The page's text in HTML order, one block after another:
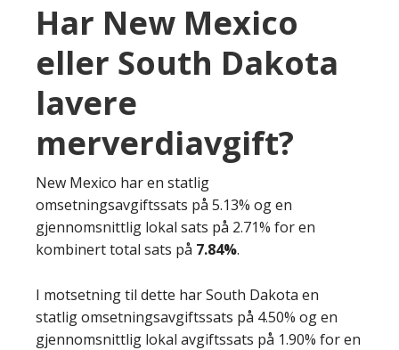
Har New Mexico
eller South Dakota
lavere
merverdiavgift?
New Mexico har en statlig
omsetningsavgiftssats på 5.13% og en
gjennomsnittlig lokal sats på 2.71% for en
kombinert total sats på 7.84%.
I motsetning til dette har South Dakota en
statlig omsetningsavgiftssats på 4.50% og en
gjennomsnittlig lokal avgiftssats på 1.90% for en